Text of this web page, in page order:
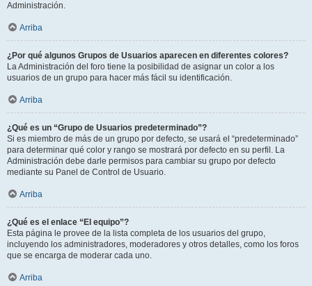
Administración.
Arriba
¿Por qué algunos Grupos de Usuarios aparecen en diferentes colores?
La Administración del foro tiene la posibilidad de asignar un color a los
usuarios de un grupo para hacer más fácil su identificación.
Arriba
¿Qué es un “Grupo de Usuarios predeterminado”?
Si es miembro de más de un grupo por defecto, se usará el “predeterminado”
para determinar qué color y rango se mostrará por defecto en su perfil. La
Administración debe darle permisos para cambiar su grupo por defecto
mediante su Panel de Control de Usuario.
Arriba
¿Qué es el enlace “El equipo”?
Esta página le provee de la lista completa de los usuarios del grupo,
incluyendo los administradores, moderadores y otros detalles, como los foros
que se encarga de moderar cada uno.
Arriba